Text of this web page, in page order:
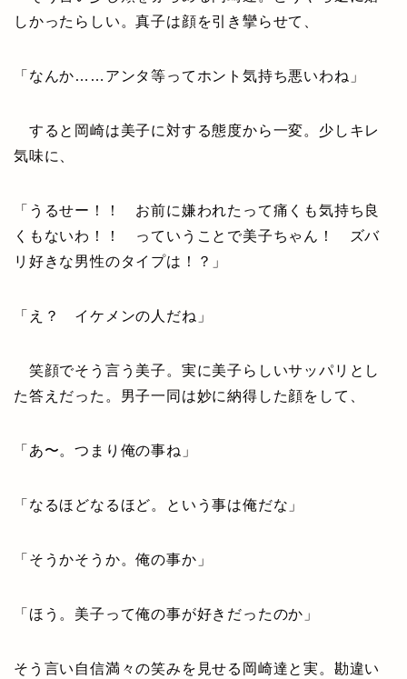
しかったらしい。真子は顔を引き攣らせて、
「なんか……アンタ等ってホント気持ち悪いわね」
すると岡崎は美子に対する態度から一変。少しキレ
気味に、
「うるせー！！ お前に嫌われたって痛くも気持ち良
くもないわ！！ っていうことで美子ちゃん！ ズバ
リ好きな男性のタイプは！？」
「え？ イケメンの人だね」
笑顔でそう言う美子。実に美子らしいサッパリとし
た答えだった。男子一同は妙に納得した顔をして、
「あ〜。つまり俺の事ね」
「なるほどなるほど。という事は俺だな」
「そうかそうか。俺の事か」
「ほう。美子って俺の事が好きだったのか」
そう言い自信満々の笑みを見せる岡崎達と実。勘違い